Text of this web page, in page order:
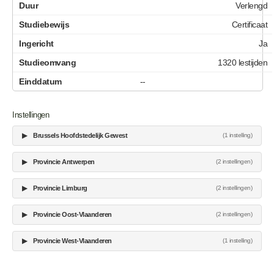
Verlengd
Certificaat
Ja
1320 lestijden
--
Instellingen
▶ Brussels Hoofdstedelijk Gewest (1 instelling)
▶ Provincie Antwerpen (2 instellingen)
▶ Provincie Limburg (2 instellingen)
▶ Provincie Oost-Vlaanderen (2 instellingen)
▶ Provincie West-Vlaanderen (1 instelling)